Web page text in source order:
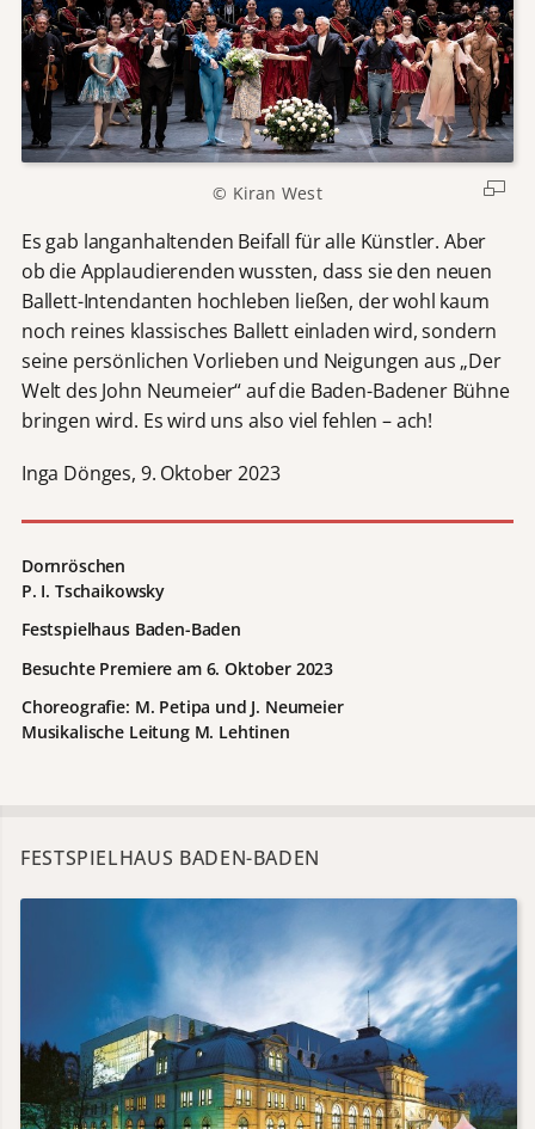
© Kiran West
Es gab langanhaltenden Beifall für alle Künstler. Aber
ob die Applaudierenden wussten, dass sie den neuen
Ballett-Intendanten hochleben ließen, der wohl kaum
noch reines klassisches Ballett einladen wird, sondern
seine persönlichen Vorlieben und Neigungen aus „Der
Welt des John Neumeier“ auf die Baden-Badener Bühne
bringen wird. Es wird uns also viel fehlen – ach!
Inga Dönges, 9. Oktober 2023
Dornröschen
P. I. Tschaikowsky
Festspielhaus Baden-Baden
Besuchte Premiere am 6. Oktober 2023
Choreografie: M. Petipa und J. Neumeier
Musikalische Leitung M. Lehtinen
FESTSPIELHAUS BADEN-BADEN